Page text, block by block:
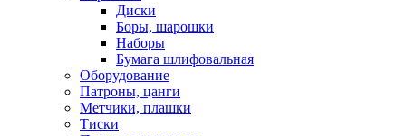
Диски
Боры, шарошки
Наборы
Бумага шлифовальная
Оборудование
Патроны, цанги
Метчики, плашки
Тиски